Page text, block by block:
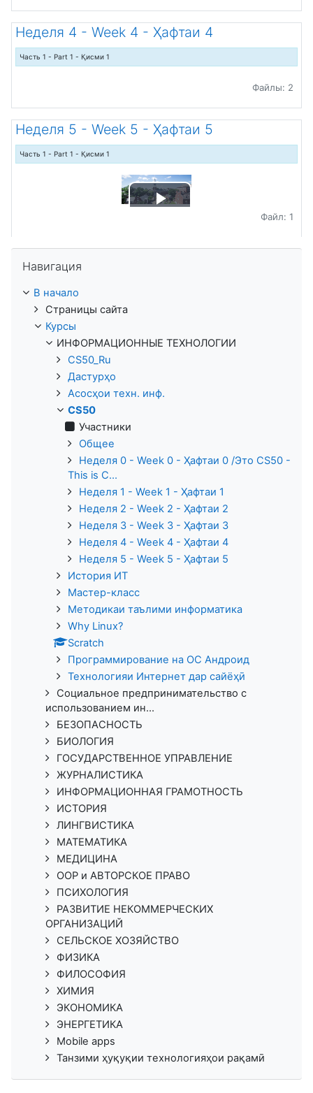
видео
Неделя 4 - Week 4 - Ҳафтаи 4
Часть 1 - Part 1 - Қисми 1
Файлы: 2
Неделя 5 - Week 5 - Ҳафтаи 5
Часть 1 - Part 1 - Қисми 1
Воспроизвести
видео
Файл: 1
Навигация
В начало
Страницы сайта
Курсы
ИНФОРМАЦИОННЫЕ ТЕХНОЛОГИИ
CS50_Ru
Дастурҳо
Асосҳои техн. инф.
CS50
Участники
Общее
Неделя 0 - Week 0 - Ҳафтаи 0 /Это CS50 -
This is C...
Неделя 1 - Week 1 - Ҳафтаи 1
Неделя 2 - Week 2 - Ҳафтаи 2
Неделя 3 - Week 3 - Ҳафтаи 3
Неделя 4 - Week 4 - Ҳафтаи 4
Неделя 5 - Week 5 - Ҳафтаи 5
История ИТ
Мастер-класс
Методикаи таълими информатика
Why Linux?
Scratch
Программирование на ОС Андроид
Технологияи Интернет дар сайёҳӣ
Социальное предпринимательство с
использованием ин...
БЕЗОПАСНОСТЬ
БИОЛОГИЯ
ГОСУДАРСТВЕННОЕ УПРАВЛЕНИЕ
ЖУРНАЛИСТИКА
ИНФОРМАЦИОННАЯ ГРАМОТНОСТЬ
ИСТОРИЯ
ЛИНГВИСТИКА
МАТЕМАТИКА
МЕДИЦИНА
ООР и АВТОРСКОЕ ПРАВО
ПСИХОЛОГИЯ
РАЗВИТИЕ НЕКОММЕРЧЕСКИХ
ОРГАНИЗАЦИЙ
СЕЛЬСКОЕ ХОЗЯЙСТВО
ФИЗИКА
ФИЛОСОФИЯ
ХИМИЯ
ЭКОНОМИКА
ЭНЕРГЕТИКА
Mobile apps
Танзими ҳуқуқии технологияҳои рақамӣ